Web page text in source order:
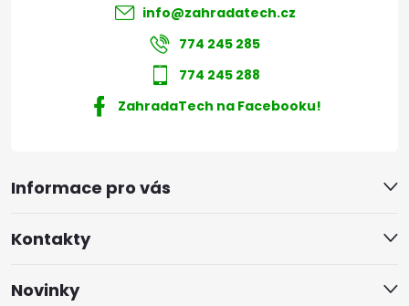
Informace pro vás
Kontakty
Novinky
info@zahradatech.cz
774 245 285
774 245 288
ZahradaTech na Facebooku!